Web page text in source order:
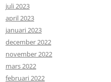
juli 2023
april 2023
januari 2023
december 2022
november 2022
mars 2022
februari 2022